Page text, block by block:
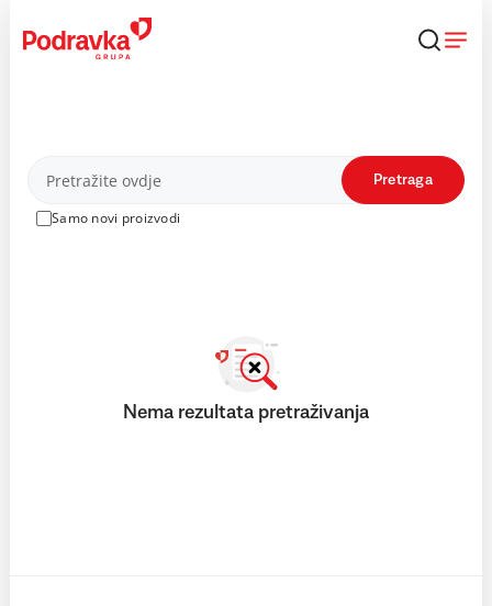
content
Proizvodi
Samo novi proizvodi
Pretraga
Nema rezultata pretraživanja